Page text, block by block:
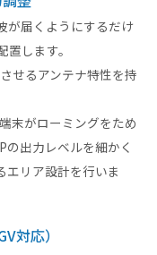
が届くようにするだけ
します。
せるアンテナ特性を持
末がローミングをため
出力レベルを細かく
エリア設計を行いま
対応）